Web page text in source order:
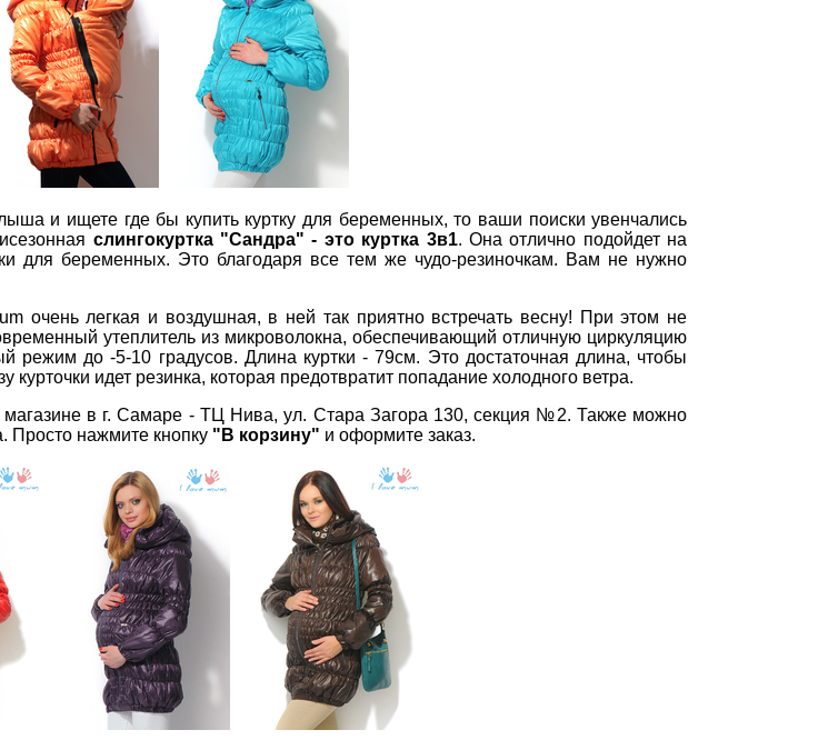
и ищете где бы купить куртку для беременных, то ваши поиски увенчались
слингокуртка "Сандра" - это куртка 3в1. Она отлично подойдет на
для беременных. Это благодаря все тем же чудо-резиночкам. Вам не нужно
очень легкая и воздушная, в ней так приятно встречать весну! При этом не
утеплитель из микроволокна, обеспечивающий отличную циркуляцию
режим до -5-10 градусов. Длина куртки - 79см. Это достаточная длина, чтобы
идет резинка, которая предотвратит попадание холодного ветра.
в г. Самаре - ТЦ Нива, ул. Стара Загора 130, секция №2. Также можно
Просто нажмите кнопку "В корзину" и оформите заказ.